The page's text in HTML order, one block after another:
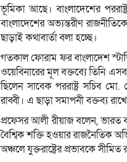
ভূমিকা আছে। বাংলাদেশের
বাংলাদেশের অভ্যন্তরীণ
ছাড়াই কথাবার্তা বলা হচ্ছে।
গতকাল ফোরাম ফর বাংলাদেশ
ওয়েবিনারের মূল বক্তব্যে তিনি
ছিলেন সাবেক পররাষ্ট্র সচিব
রাব্বী। এ ছাড়া সমাপনী বক্তব্য
প্রফেসর আলী রীয়াজ বলেন, ভারত
বৈশ্বিক শক্তি হওয়ার রাজনৈতিক
অঞ্চলে যুক্তরাষ্ট্রের প্রভাবকে সীমিত